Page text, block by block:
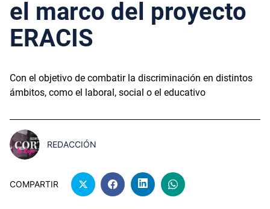
el marco del proyecto
ERACIS
Con el objetivo de combatir la discriminación en distintos
ámbitos, como el laboral, social o el educativo
REDACCIÓN
COMPARTIR